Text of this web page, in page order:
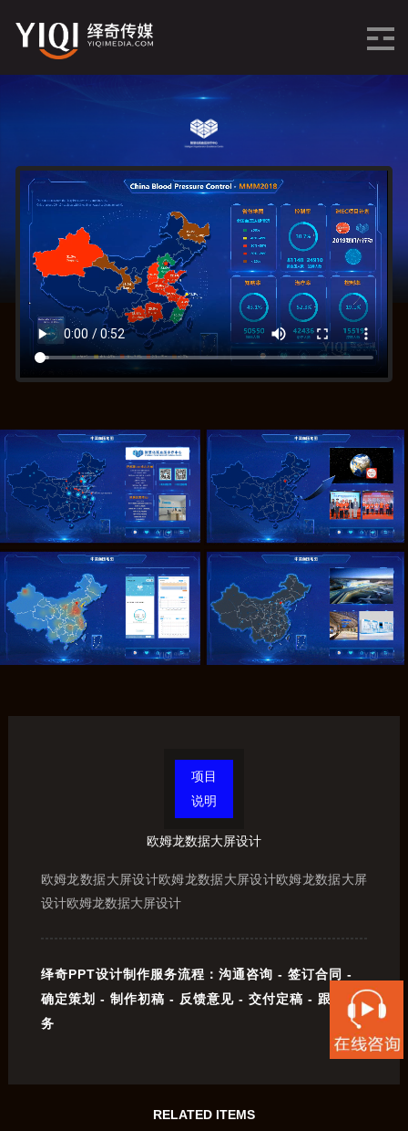
项目
说明
欧姆龙数据大屏设计
欧姆龙数据大屏设计欧姆龙数据大屏设计欧姆龙数据大屏
设计欧姆龙数据大屏设计
绎奇PPT设计制作服务流程：沟通咨询 - 签订合同 -
确定策划 - 制作初稿 - 反馈意见 - 交付定稿 - 跟踪服
务
RELATED ITEMS